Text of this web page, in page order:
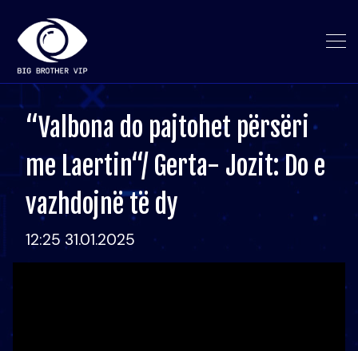
“Valbona do pajtohet përsëri
me Laertin“/ Gerta- Jozit: Do e
vazhdojnë të dy
12:25 31.01.2025